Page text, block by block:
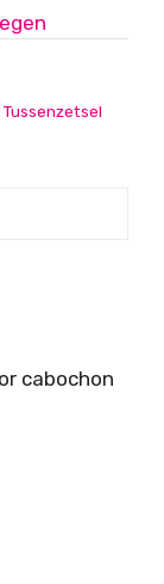
Tussenzetsel
cabochon